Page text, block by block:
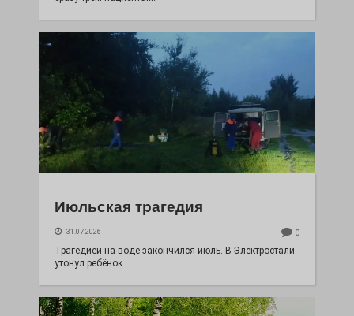
Июльская трагедия
31.07.2026 0
Трагедией на воде закончился июль. В Электростали
утонул ребёнок.